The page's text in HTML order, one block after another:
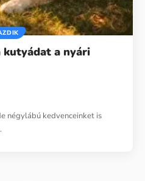
kutyádat a nyári
négylábú kedvenceinket is